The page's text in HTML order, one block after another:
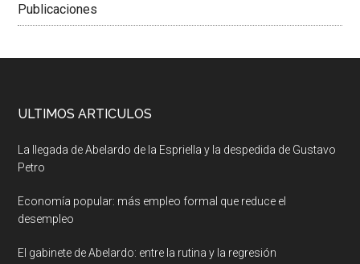
Publicaciones
ULTIMOS ARTICULOS
La llegada de Abelardo de la Espriella y la despedida de Gustavo
Petro
Economía popular: más empleo formal que reduce el
desempleo
El gabinete de Abelardo: entre la rutina y la regresión